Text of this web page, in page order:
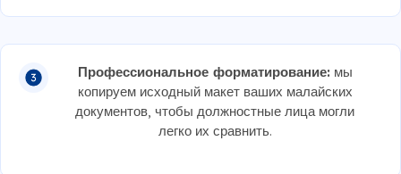
Профессиональное форматирование: мы
копируем исходный макет ваших малайских
документов, чтобы должностные лица могли
легко их сравнить.